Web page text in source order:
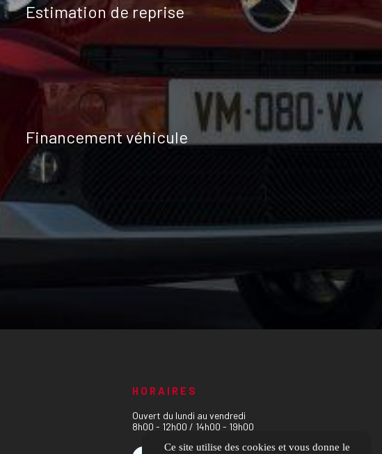
Estimation de reprise
Financement véhicule
HORAIRES
Ouvert du lundi au vendredi
8h00 - 12h00 / 14h00 - 19h00
Ce site utilise des cookies et vous donne le